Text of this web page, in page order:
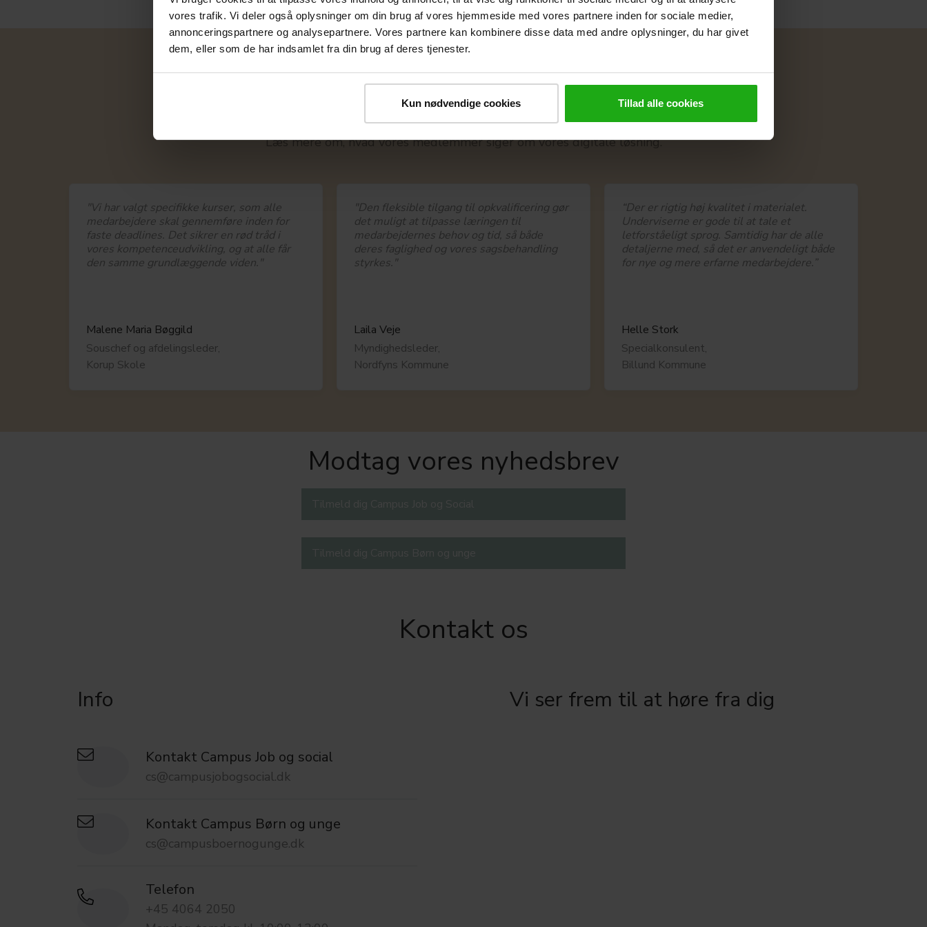
vores trafik. Vi deler også oplysninger om din brug af vores hjemmeside med vores partnere inden for sociale medier,
annonceringspartnere og analysepartnere. Vores partnere kan kombinere disse data med andre oplysninger, du har givet
dem, eller som de har indsamlet fra din brug af deres tjenester.
Kun nødvendige cookies Tillad alle cookies
Det siger vores medlemmer
Vi stræber hele tiden efter at tilbyde vores medlemmer efteruddannelse af højeste kvalitet.
Læs mere om, hvad vores medlemmer siger om vores digitale løsning.
"Vi har valgt specifikke kurser, som alle
medarbejdere skal gennemføre inden for
faste deadlines. Det sikrer en rød tråd i
vores kompetenceudvikling, og at alle får
den samme grundlæggende viden."
Malene Maria Bøggild
Souschef og afdelingsleder,
Korup Skole
"Den fleksible tilgang til opkvalificering gør
det muligt at tilpasse læringen til
medarbejdernes behov og tid, så både
deres faglighed og vores sagsbehandling
styrkes."
Laila Veje
Myndighedsleder,
Nordfyns Kommune
“Der er rigtig høj kvalitet i materialet.
Underviserne er gode til at tale et
letforståeligt sprog. Samtidig har de alle
detaljerne med, så det er anvendeligt både
for nye og mere erfarne medarbejdere.”
Helle Stork
Specialkonsulent,
Billund Kommune
Modtag vores nyhedsbrev
Kontakt os
Info
Kontakt Campus Job og social
cs@campusjobogsocial.dk
Kontakt Campus Børn og unge
cs@campusboernogunge.dk
Telefon
+45 4064 2050
Vi ser frem til at høre fra dig